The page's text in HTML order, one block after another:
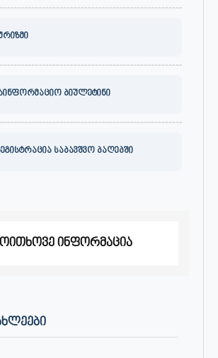
ბიულეტინი
საბავშვო ბაღებში
ინფორმაცია